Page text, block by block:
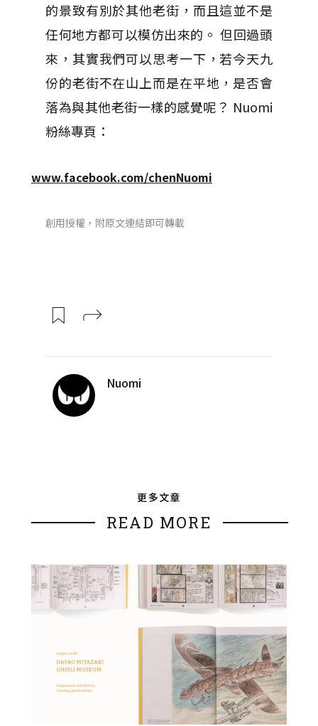
的景致有別於其他老街，而且這並不是
任何地方都可以模仿出來的。 但回過頭
來，其實我們可以思考一下，若今天九
份的老街不在山上而是在平地，是否會
落為與其他老街一樣的感覺呢？ Nuomi
粉絲專頁：
www.facebook.com/chenNuomi
創用授權，附原文連結即可轉載
Nuomi
更多文章
READ MORE